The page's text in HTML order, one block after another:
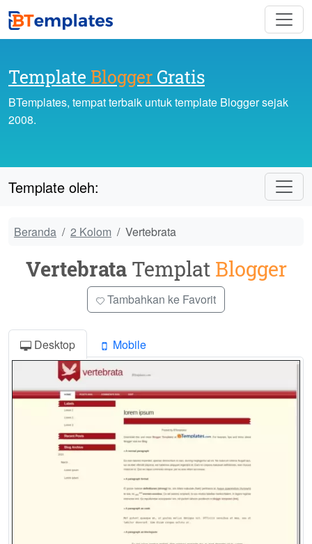
Template Blogger Gratis
BTemplates, tempat terbaik untuk template Blogger sejak
2008.
Template oleh:
Beranda 2 Kolom Vertebrata
VertebrataTemplat Blogger
Tambahkan ke Favorit
Desktop Mobile